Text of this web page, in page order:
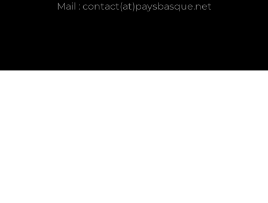
Mail : contact(at)paysbasque.net